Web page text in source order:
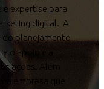
e expertise para
digital. A
do planejamento
o apoio e a
ações. Além
empresa que